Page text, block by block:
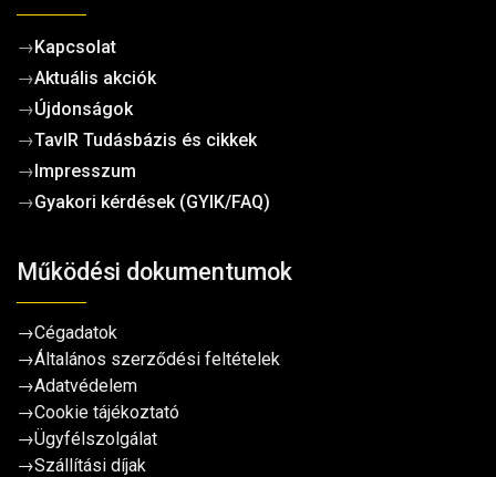
→Kapcsolat
→Aktuális akciók
→Újdonságok
→TavIR Tudásbázis és cikkek
→Impresszum
→Gyakori kérdések (GYIK/FAQ)
Működési dokumentumok
→Cégadatok
→Általános szerződési feltételek
→Adatvédelem
→Cookie tájékoztató
→Ügyfélszolgálat
→Szállítási díjak